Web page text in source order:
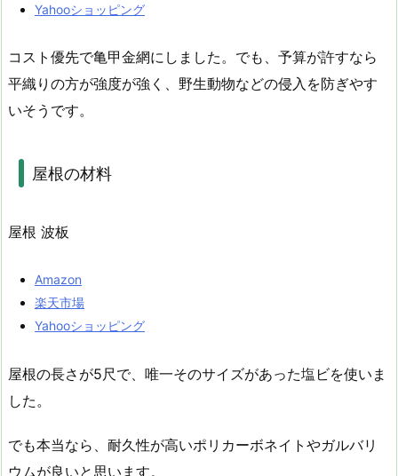
Yahooショッピング
コスト優先で亀甲金網にしました。でも、予算が許すなら
平織りの方が強度が強く、野生動物などの侵入を防ぎやす
いそうです。
屋根の材料
屋根 波板
Amazon
楽天市場
Yahooショッピング
屋根の長さが5尺で、唯一そのサイズがあった塩ビを使いま
した。
でも本当なら、耐久性が高いポリカーボネイトやガルバリ
ウムが良いと思います。